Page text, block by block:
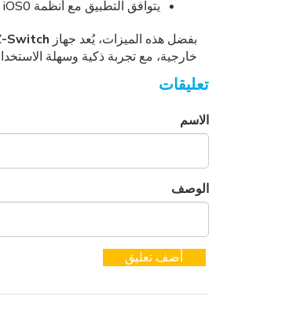
يتوافق التطبيق مع أنظمة iOS0 فما فوق وAndroid 5.0 فما فوق.
بفضل هذه الميزات، يُعد جهاز Switch
خارجية، مع تجربة ذكية وسهلة
تعليقات
الاسم
الوصف